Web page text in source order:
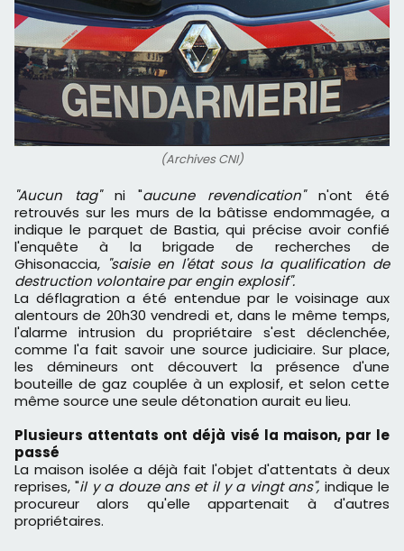
(Archives CNI)
"Aucun tag"ni "aucune revendication"n'ont été
retrouvés sur les murs de la bâtisse endommagée, a
indique le parquet de Bastia, qui précise avoir confié
l'enquête à la brigade de recherches de
Ghisonaccia, "saisie en l'état sous la qualification de
destruction volontaire par engin explosif".
La déflagration a été entendue par le voisinage aux
alentours de 20h30 vendredi et, dans le même temps,
l'alarme intrusion du propriétaire s'est déclenchée,
comme l'a fait savoir une source judiciaire. Sur place,
les démineurs ont découvert la présence d'une
bouteille de gaz couplée à un explosif, et selon cette
même source une seule détonation aurait eu lieu.
Plusieurs attentats ont déjà visé la maison, par le
passé
La maison isolée a déjà fait l'objet d'attentats à deux
reprises, "il y a douze ans et il y a vingt ans", indique le
procureur alors qu'elle appartenait à d'autres
propriétaires.